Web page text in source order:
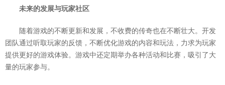
未来的发展与玩家社区
随着游戏的不断更新和发展，不收费的传奇也在不断壮大。开发
团队通过听取玩家的反馈，不断优化游戏的内容和玩法，力求为玩家
提供更好的游戏体验。游戏中还定期举办各种活动和比赛，吸引了大
量的玩家参与。